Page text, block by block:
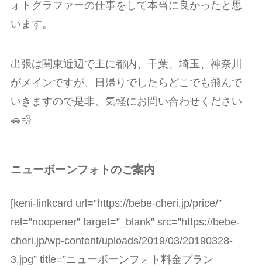
ォトグラファーの仕事をして本当に良かったと思
います。
出張は関東近辺で主に都内、千葉、埼玉、神奈川
がメインですが、
日帰りでしたらどこでも飛んで
いきますので是非、気軽にお問い合わせください
🚗💨
ニューボーンフォトのご案内
[keni-linkcard url=”https://bebe-cheri.jp/price/”
rel=”noopener” target=”_blank” src=”https://bebe-
cheri.jp/wp-content/uploads/2019/03/20190328-
3.jpg” title=”ニューボーンフォト料金プラン